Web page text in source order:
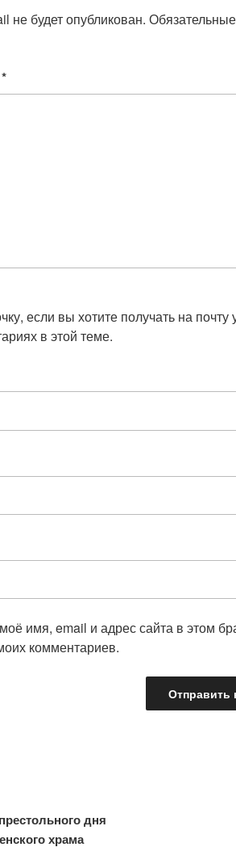
не будет опубликован.
*
если вы хотите получать на
в этой теме.
имя, email и адрес сайта в этом
комментариев.
дня
храма